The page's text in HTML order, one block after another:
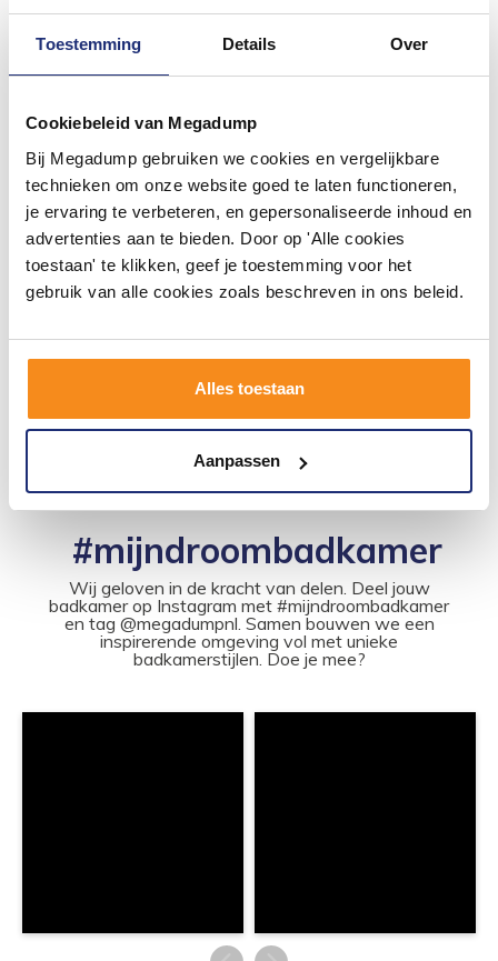
Toestemming Details Over
Cookiebeleid van Megadump
Bij Megadump gebruiken we cookies en vergelijkbare
technieken om onze website goed te laten functioneren,
je ervaring te verbeteren, en gepersonaliseerde inhoud en
advertenties aan te bieden. Door op 'Alle cookies
toestaan' te klikken, geef je toestemming voor het
gebruik van alle cookies zoals beschreven in ons beleid.
Alles toestaan
Aanpassen
Badkamermeubelset Gliss
Hermes 120 cm Mat Zwart
Met Waskom
2 - 3 Weken
2.516,80
2.080,00
#mijndroombadkamer
Wij geloven in de kracht van delen. Deel jouw
badkamer op Instagram met #mijndroombadkamer
en tag @megadumpnl. Samen bouwen we een
inspirerende omgeving vol met unieke
badkamerstijlen. Doe je mee?